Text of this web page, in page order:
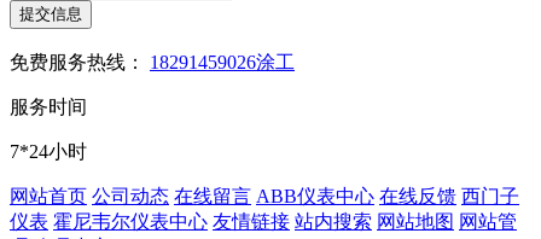
提交信息
免费服务热线： 18291459026涂工
服务时间
7*24小时
网站首页 公司动态 在线留言 ABB仪表中心 在线反馈 西门子
仪表 霍尼韦尔仪表中心 友情链接 站内搜索 网站地图 网站管